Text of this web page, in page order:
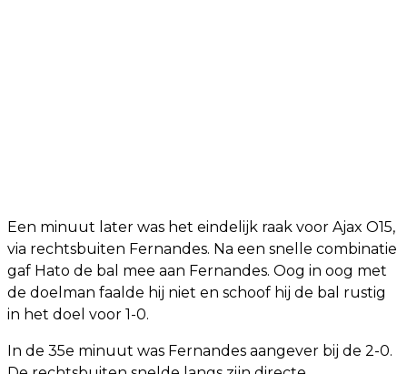
Een minuut later was het eindelijk raak voor Ajax O15,
via rechtsbuiten Fernandes. Na een snelle combinatie
gaf Hato de bal mee aan Fernandes. Oog in oog met
de doelman faalde hij niet en schoof hij de bal rustig
in het doel voor 1-0.
In de 35e minuut was Fernandes aangever bij de 2-0.